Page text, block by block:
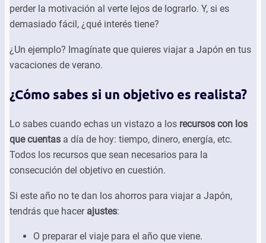
perder la motivación al verte lejos de lograrlo. Y, si es
demasiado fácil, ¿qué interés tiene?
¿Un ejemplo? Imagínate que quieres viajar a Japón en tus
vacaciones de verano.
¿Cómo sabes si un objetivo es realista?
Lo sabes cuando echas un vistazo a los recursos con los
que cuentas a día de hoy: tiempo, dinero, energía, etc.
Todos los recursos que sean necesarios para la
consecución del objetivo en cuestión.
Si este año no te dan los ahorros para viajar a Japón,
tendrás que hacer ajustes:
O preparar el viaje para el año que viene.